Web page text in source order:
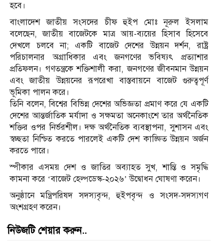
হবে।
বাংলাদেশ জাতীয় সংসদের চীফ হুইপ মোঃ নূরুল ইসলাম
বলেছেন, জাতীয় বাজেটকে মাত্র আয়-ব্যয়ের হিসাব হিসেবে
দেখলে চলবে না; একটি বাজেট দেশের উন্নয়ন দর্শন, রাষ্ট্র
পরিচালনার অগ্রাধিকার এবং জনগণের ভবিষ্যৎ প্রত্যাশার
প্রতিফলন। গণতন্ত্রকে শক্তিশালী করা, জনগণের জীবনমান উন্নয়ন
এবং জাতীয় উন্নয়নের রূপরেখা বাস্তবায়নে বাজেট গুরুত্বপূর্ণ
ভূমিকা পালন করে।
তিনি বলেন, বিশ্বের বিভিন্ন দেশের অভিজ্ঞতা প্রমাণ করে যে একটি
দেশের আন্তর্জাতিক মর্যাদা ও সক্ষমতা অনেকাংশে তার অর্থনৈতিক
শক্তির ওপর নির্ভরশীল। দক্ষ অর্থনৈতিক ব্যবস্থাপনা, সুশাসন এবং
স্বচ্ছতা নিশ্চিত করতে পারলেই একটি দেশ কাঙ্ক্ষিত উন্নয়ন অর্জন
করতে পারে।
স্পীকার এসময় দেশ ও জাতির অব্যাহত সুখ, শান্তি ও সমৃদ্ধি
কামনা করে ‘বাজেট হেল্পডেস্ক-২০২৬’ উদ্বোধন ঘোষণা করেন।
অনুষ্ঠানে মন্ত্রিপরিষদ সদস্যবৃন্দ, হুইপবৃন্দ ও সংসদ-সদস্যগণ
অংশগ্রহণ করেন।
নিউজটি শেয়ার করুন..